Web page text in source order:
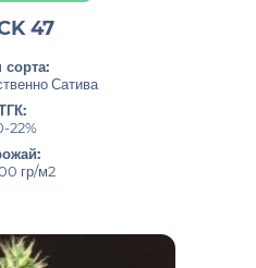
47
сорта:
Сатива
22%
гр/м2